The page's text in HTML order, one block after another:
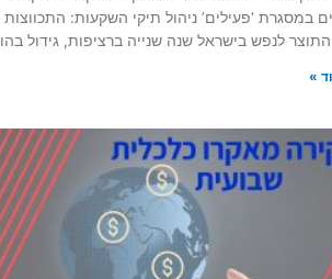
במסגרת ‘פעילים’ ניהול תיקי השקעות: התכווצות
לנפש בישראל שנה שנייה ברציפות, גידול
»